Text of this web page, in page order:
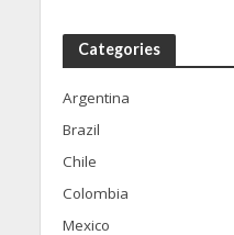
Categories
Argentina
Brazil
Chile
Colombia
Mexico